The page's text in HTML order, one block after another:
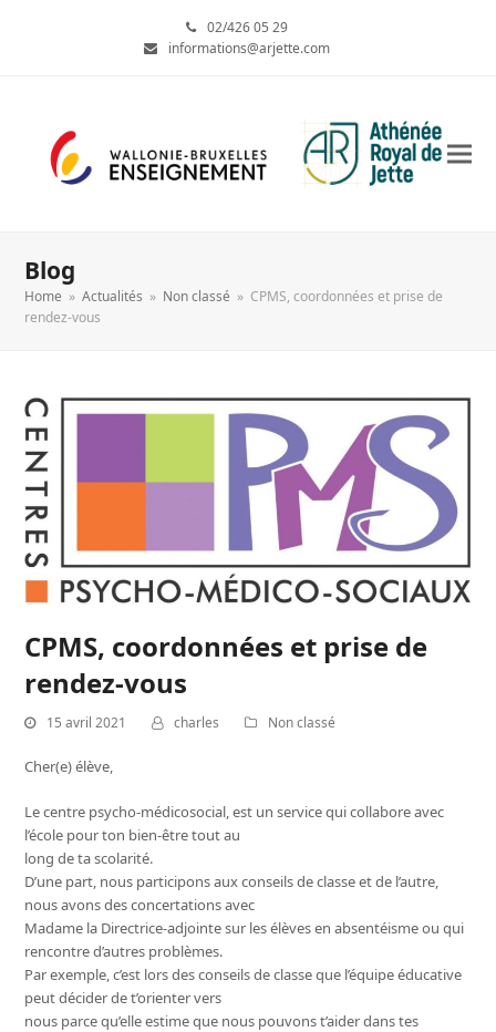
02/426 05 29
informations@arjette.com
Blog
Home » Actualités » Non classé » CPMS, coordonnées et prise de
rendez-vous
CPMS, coordonnées et prise de
rendez-vous
15 avril 2021 charles Non classé
Cher(e) élève,
Le centre psycho-médicosocial, est un service qui collabore avec
l’école pour ton bien-être tout au
long de ta scolarité.
D’une part, nous participons aux conseils de classe et de l’autre,
nous avons des concertations avec
Madame la Directrice-adjointe sur les élèves en absentéisme ou qui
rencontre d’autres problèmes.
Par exemple, c’est lors des conseils de classe que l’équipe éducative
peut décider de t’orienter vers
nous parce qu’elle estime que nous pouvons t’aider dans tes